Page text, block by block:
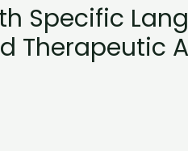
Specific
Therapeutic